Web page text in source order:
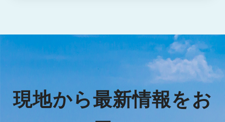
現地から最新情報をお